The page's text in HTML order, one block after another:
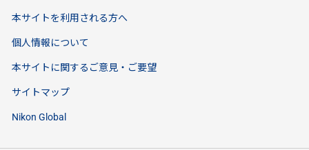
本サイトを利用される方へ
個人情報について
本サイトに関するご意見・ご要望
サイトマップ
Nikon Global